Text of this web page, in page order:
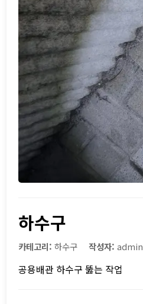
하수구
카테고리: 하수구 작성자: admin
공용배관 하수구 뚫는 작업